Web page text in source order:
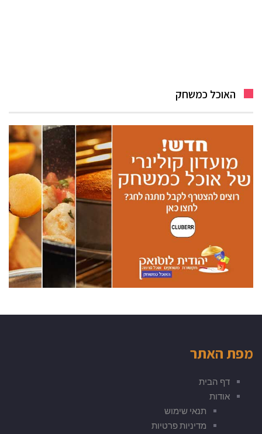
האוכל כמשחק
מפת האתר
דף הבית
אודות
תנאי שימוש
מדיניות פרטיות